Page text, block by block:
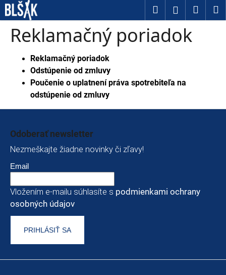
Prejsť na obsah Hľadať
Reklamačný poriadok
Reklamačný poriadok
Odstúpenie od zmluvy
Poučenie o uplatnení práva spotrebiteľa na
odstúpenie od zmluvy
Košík
r
e
b
u
j
e
Odoberať newsletter
Nezmeškajte žiadne novinky či zľavy!
Email
Vložením e-mailu súhlasíte s podmienkami ochrany
osobných údajov
PRIHLÁSIŤ SA